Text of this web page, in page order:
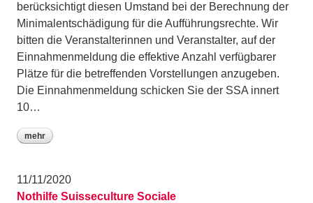
berücksichtigt diesen Umstand bei der Berechnung der
Minimalentschädigung für die Aufführungsrechte. Wir
bitten die Veranstalterinnen und Veranstalter, auf der
Einnahmenmeldung die effektive Anzahl verfügbarer
Plätze für die betreffenden Vorstellungen anzugeben.
Die Einnahmenmeldung schicken Sie der SSA innert
10…
mehr
11/11/2020
Nothilfe Suisseculture Sociale